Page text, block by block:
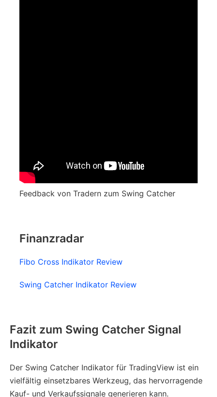
Feedback von Tradern zum Swing Catcher
Finanzradar
Fibo Cross Indikator Review
Swing Catcher Indikator Review
Fazit zum Swing Catcher Signal
Indikator
Der Swing Catcher Indikator für TradingView ist ein
vielfältig einsetzbares Werkzeug, das hervorragende
Kauf- und Verkaufssignale generieren kann.